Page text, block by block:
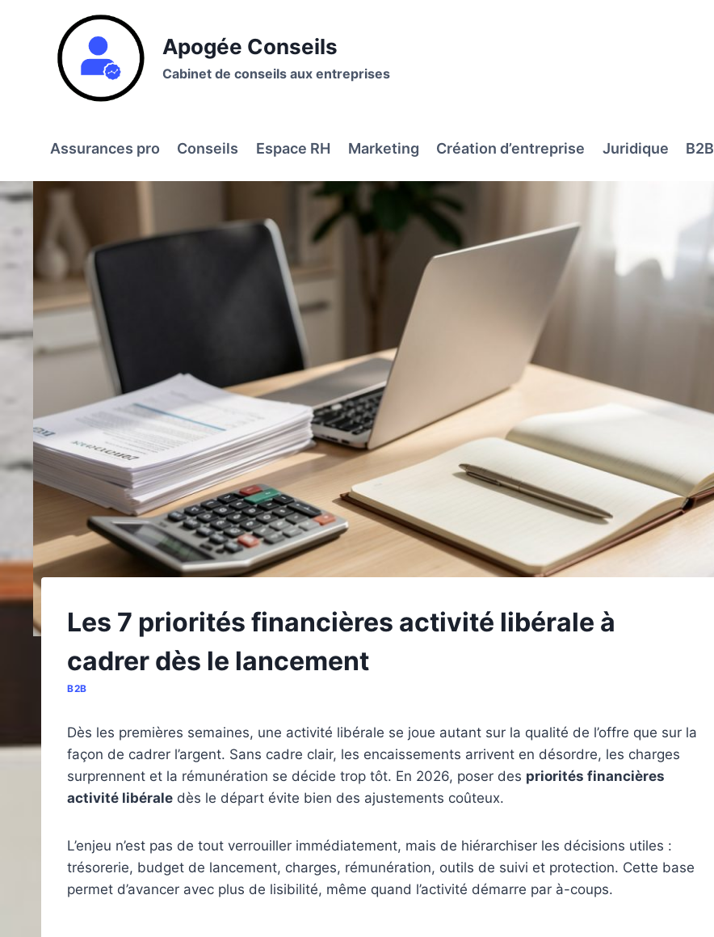
Apogée Conseils
Cabinet de conseils aux entreprises
Assurances pro Conseils Espace RH Marketing Création d’entreprise Juridique B2B
Les 7 priorités financières activité libérale à
cadrer dès le lancement
B2B
Dès les premières semaines, une activité libérale se joue autant sur la qualité de l’offre que sur la
façon de cadrer l’argent. Sans cadre clair, les encaissements arrivent en désordre, les charges
surprennent et la rémunération se décide trop tôt. En 2026, poser des priorités financières
activité libérale dès le départ évite bien des ajustements coûteux.
L’enjeu n’est pas de tout verrouiller immédiatement, mais de hiérarchiser les décisions utiles :
trésorerie, budget de lancement, charges, rémunération, outils de suivi et protection. Cette base
permet d’avancer avec plus de lisibilité, même quand l’activité démarre par à-coups.